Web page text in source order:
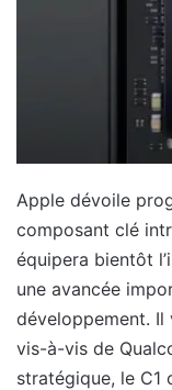
Apple dévoile
composant clé
équipera bientôt
une avancée
développement. Il
vis-à-vis de
stratégique, le C1